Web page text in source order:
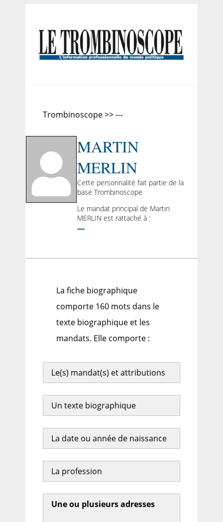
Trombinoscope >> ---
MARTIN
MERLIN
Cette personnalité fait partie de la
base Trombinoscope
Le mandat principal de Martin
MERLIN est rattaché à :
---
La fiche biographique
comporte 160 mots dans le
texte biographique et les
mandats. Elle comporte :
Le(s) mandat(s) et attributions
Un texte biographique
La date ou année de naissance
La profession
Une ou plusieurs adresses